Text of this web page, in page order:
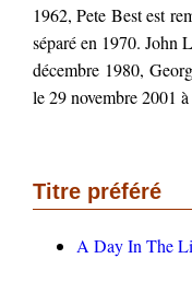
1962, Pete Best est
séparé en 1970. John
décembre 1980,
le 29 novembre 2001
Titre préféré
A Day In The